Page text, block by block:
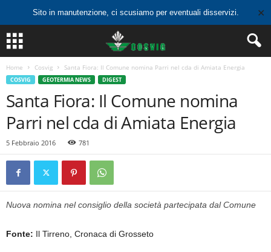
Sito in manutenzione, ci scusiamo per eventuali disservizi. ✕
Home Cosvig Santa Fiora: Il Comune nomina Parri nel cda di Amiata Energia
COSVIG GEOTERMIA NEWS DIGEST
Santa Fiora: Il Comune nomina
Parri nel cda di Amiata Energia
5 Febbraio 2016 781
Nuova nomina nel consiglio della società partecipata dal Comune
Fonte: Il Tirreno, Cronaca di Grosseto